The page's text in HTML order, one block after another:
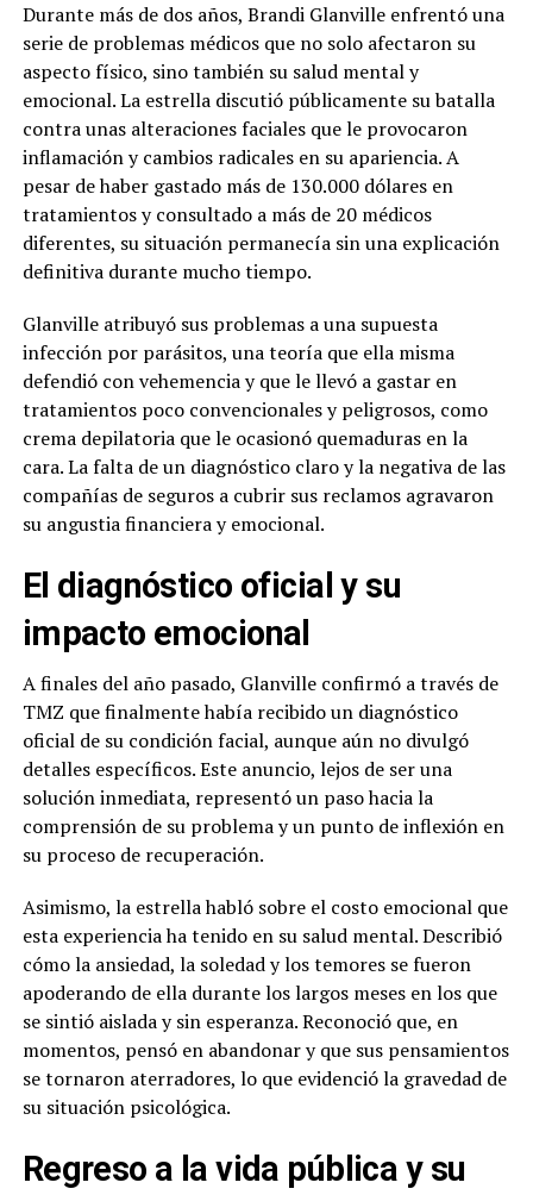
Durante más de dos años, Brandi Glanville enfrentó una
serie de problemas médicos que no solo afectaron su
aspecto físico, sino también su salud mental y
emocional. La estrella discutió públicamente su batalla
contra unas alteraciones faciales que le provocaron
inflamación y cambios radicales en su apariencia. A
pesar de haber gastado más de 130.000 dólares en
tratamientos y consultado a más de 20 médicos
diferentes, su situación permanecía sin una explicación
definitiva durante mucho tiempo.
Glanville atribuyó sus problemas a una supuesta
infección por parásitos, una teoría que ella misma
defendió con vehemencia y que le llevó a gastar en
tratamientos poco convencionales y peligrosos, como
crema depilatoria que le ocasionó quemaduras en la
cara. La falta de un diagnóstico claro y la negativa de las
compañías de seguros a cubrir sus reclamos agravaron
su angustia financiera y emocional.
El diagnóstico oficial y su
impacto emocional
A finales del año pasado, Glanville confirmó a través de
TMZ que finalmente había recibido un diagnóstico
oficial de su condición facial, aunque aún no divulgó
detalles específicos. Este anuncio, lejos de ser una
solución inmediata, representó un paso hacia la
comprensión de su problema y un punto de inflexión en
su proceso de recuperación.
Asimismo, la estrella habló sobre el costo emocional que
esta experiencia ha tenido en su salud mental. Describió
cómo la ansiedad, la soledad y los temores se fueron
apoderando de ella durante los largos meses en los que
se sintió aislada y sin esperanza. Reconoció que, en
momentos, pensó en abandonar y que sus pensamientos
se tornaron aterradores, lo que evidenció la gravedad de
su situación psicológica.
Regreso a la vida pública y su